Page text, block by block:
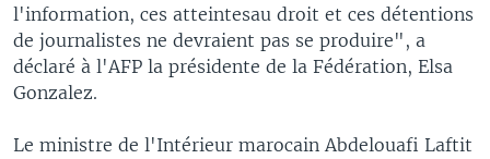
l'information, ces atteintesau droit et ces détentions
de journalistes ne devraient pas se produire", a
déclaré à l'AFP la présidente de la Fédération, Elsa
Gonzalez.
Le ministre de l'Intérieur marocain Abdelouafi Laftit